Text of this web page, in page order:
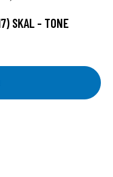
SKAL - TONE